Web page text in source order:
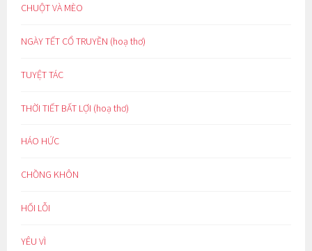
CHUỘT VÀ MÈO
NGÀY TẾT CỔ TRUYỀN (hoạ thơ)
TUYỆT TÁC
THỜI TIẾT BẤT LỢI (hoạ thơ)
HÁO HỨC
CHỒNG KHÔN
HỐI LỖI
YÊU VÌ